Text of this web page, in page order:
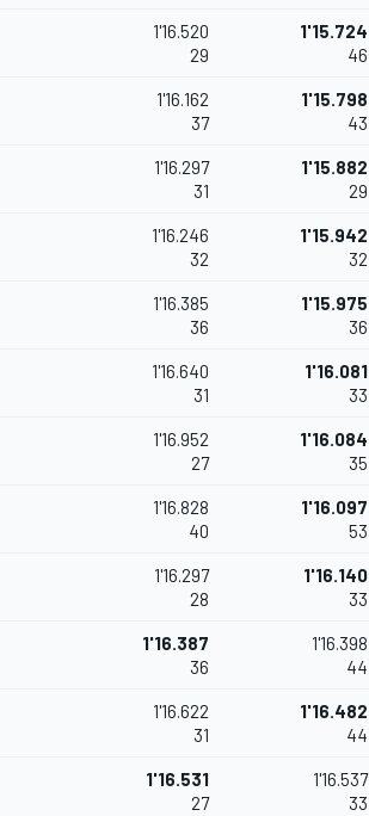
1'16.520
29
1'15.724
46
1'16.162
37
1'15.798
43
1'16.297
31
1'15.882
29
1'16.246
32
1'15.942
32
1'16.385
36
1'15.975
36
1'16.640
31
1'16.081
33
1'16.952
27
1'16.084
35
1'16.828
40
1'16.097
53
1'16.297
28
1'16.140
33
1'16.387
36
1'16.398
44
1'16.622
31
1'16.482
44
1'16.531
27
1'16.537
33